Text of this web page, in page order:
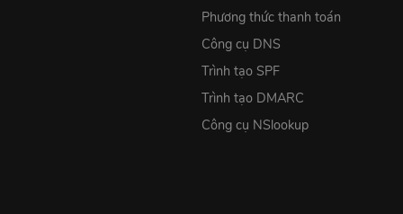
Phương thức thanh toán
Công cụ DNS
Trình tạo SPF
Trình tạo DMARC
Công cụ NSlookup